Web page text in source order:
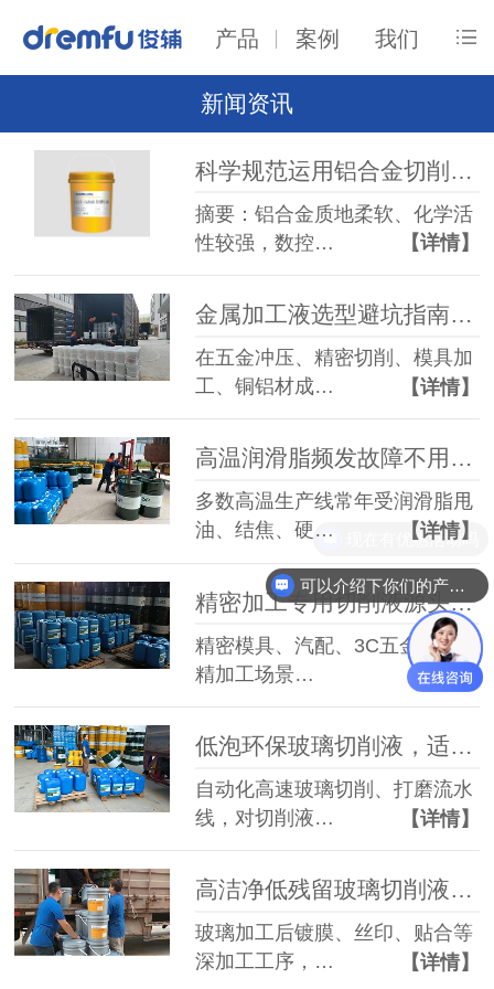
产品 案例 我们
新闻资讯
科学规范运用铝合金切削液，俊辅润滑油一站式方案解决加工各类难题
摘要：铝合金质地柔软、化学活
性较强，数控…
【详情】
金属加工液选型避坑指南：常见工艺难题与高适配厂家怎么选
在五金冲压、精密切削、模具加
工、铜铝材成…
【详情】
高温润滑脂频发故障不用愁，俊辅润滑分工况对症解决方案
多数高温生产线常年受润滑脂甩
油、结焦、硬…
【详情】
精密加工专用切削液源头工厂：精准解决高精切削三大难题
精密模具、汽配、3C五金等高端
精加工场景…
【详情】
低泡环保玻璃切削液，适配自动化玻璃精密生产线
自动化高速玻璃切削、打磨流水
线，对切削液…
【详情】
高洁净低残留玻璃切削液，适配玻璃后续深加工工艺
玻璃加工后镀膜、丝印、贴合等
深加工工序，…
【详情】
可以介绍下你们的产品么
现在有优惠活动吗